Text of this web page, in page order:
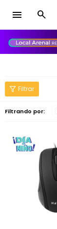
menu
Filtrando por:
close